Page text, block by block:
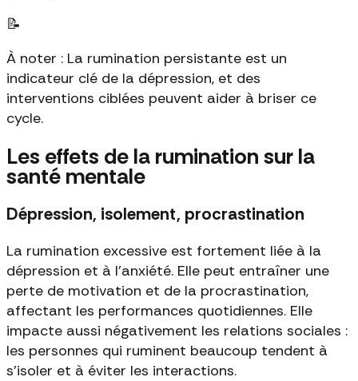
📝
À noter : La rumination persistante est un
indicateur clé de la dépression, et des
interventions ciblées peuvent aider à briser ce
cycle.
Les effets de la rumination sur la
santé mentale
Dépression, isolement, procrastination
La rumination excessive est fortement liée à la
dépression et à l'anxiété. Elle peut entraîner une
perte de motivation et de la procrastination,
affectant les performances quotidiennes. Elle
impacte aussi négativement les relations sociales :
les personnes qui ruminent beaucoup tendent à
s'isoler et à éviter les interactions.